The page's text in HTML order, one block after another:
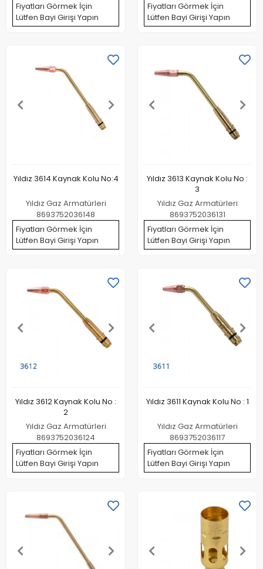
Fiyatları Görmek İçin
Lütfen Bayi Girişi Yapın
Fiyatları Görmek İçin
Lütfen Bayi Girişi Yapın
Yıldız 3614 Kaynak Kolu No:4
Yıldız Gaz Armatürleri
8693752036148
Fiyatları Görmek İçin
Lütfen Bayi Girişi Yapın
Yıldız 3613 Kaynak Kolu No :
3
Yıldız Gaz Armatürleri
8693752036131
Fiyatları Görmek İçin
Lütfen Bayi Girişi Yapın
Yıldız 3612 Kaynak Kolu No :
2
Yıldız Gaz Armatürleri
8693752036124
Fiyatları Görmek İçin
Lütfen Bayi Girişi Yapın
Yıldız 3611 Kaynak Kolu No : 1
Yıldız Gaz Armatürleri
8693752036117
Fiyatları Görmek İçin
Lütfen Bayi Girişi Yapın